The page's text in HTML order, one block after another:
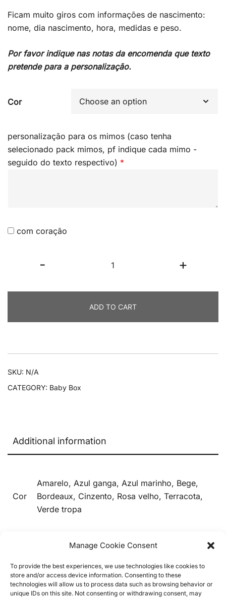
Manage Cookie Consent
To provide the best experiences, we use technologies like cookies to
store and/or access device information. Consenting to these
technologies will allow us to process data such as browsing behavior or
unique IDs on this site. Not consenting or withdrawing consent, may
Ficam muito giros com informações de nascimento:
nome, dia nascimento, hora, medidas e peso.
Por favor indique nas notas da encomenda que texto
pretende para a personalização.
Cor
personalização para os mimos (caso tenha
selecionado pack mimos, pf indique cada mimo -
seguido do texto respectivo) *
com coração
-
berloque
+
ADD TO CART
SKU: N/A
CATEGORY: Baby Box
Additional information
Cor
Amarelo, Azul ganga, Azul marinho, Bege,
Bordeaux, Cinzento, Rosa velho, Terracota,
Verde tropa